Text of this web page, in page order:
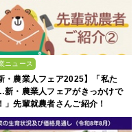
ニュース
・農業人フェア2025】「私た
新・農業人フェアがきっかけで
」先輩就農者さんご紹介！